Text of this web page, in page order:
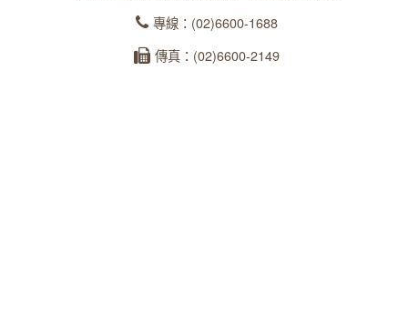
專線：(02)6600-1688
傳真：(02)6600-2149